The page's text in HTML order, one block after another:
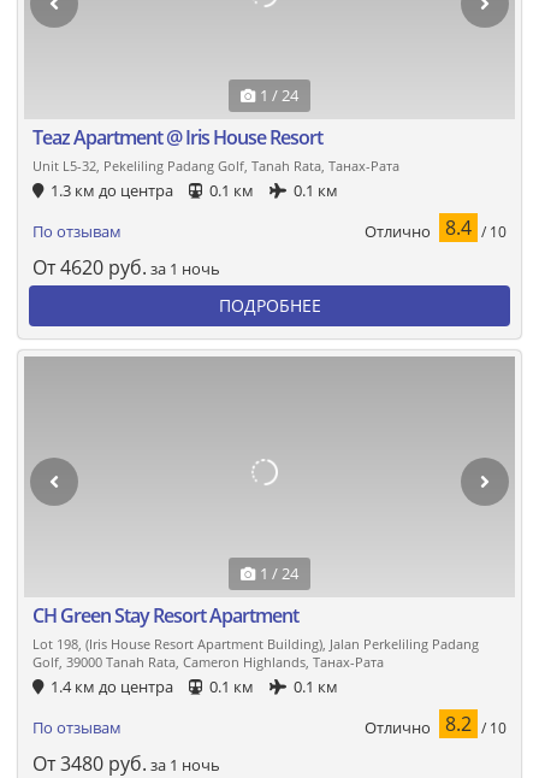
1 / 24
Teaz Apartment @ Iris House Resort
Unit L5-32, Pekeliling Padang Golf, Tanah Rata, Танах-Рата
1.3 км до центра 0.1 км
0.1 км
По отзывам
Отлично 8.4 / 10
От4620 руб. за 1 ночь
ПОДРОБНЕЕ
1 / 24
CH Green Stay Resort Apartment
Lot 198, (Iris House Resort Apartment Building), Jalan Perkeliling Padang
Golf, 39000 Tanah Rata, Cameron Highlands, Танах-Рата
1.4 км до центра 0.1 км
0.1 км
По отзывам
Отлично 8.2 / 10
От3480 руб. за 1 ночь